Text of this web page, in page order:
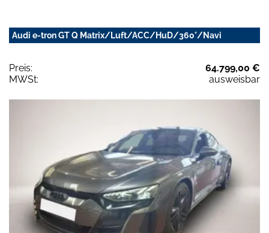
Audi e-tron GT Q Matrix/Luft/ACC/HuD/360°/Navi
Preis:
64.799,00 €
MWSt:
ausweisbar